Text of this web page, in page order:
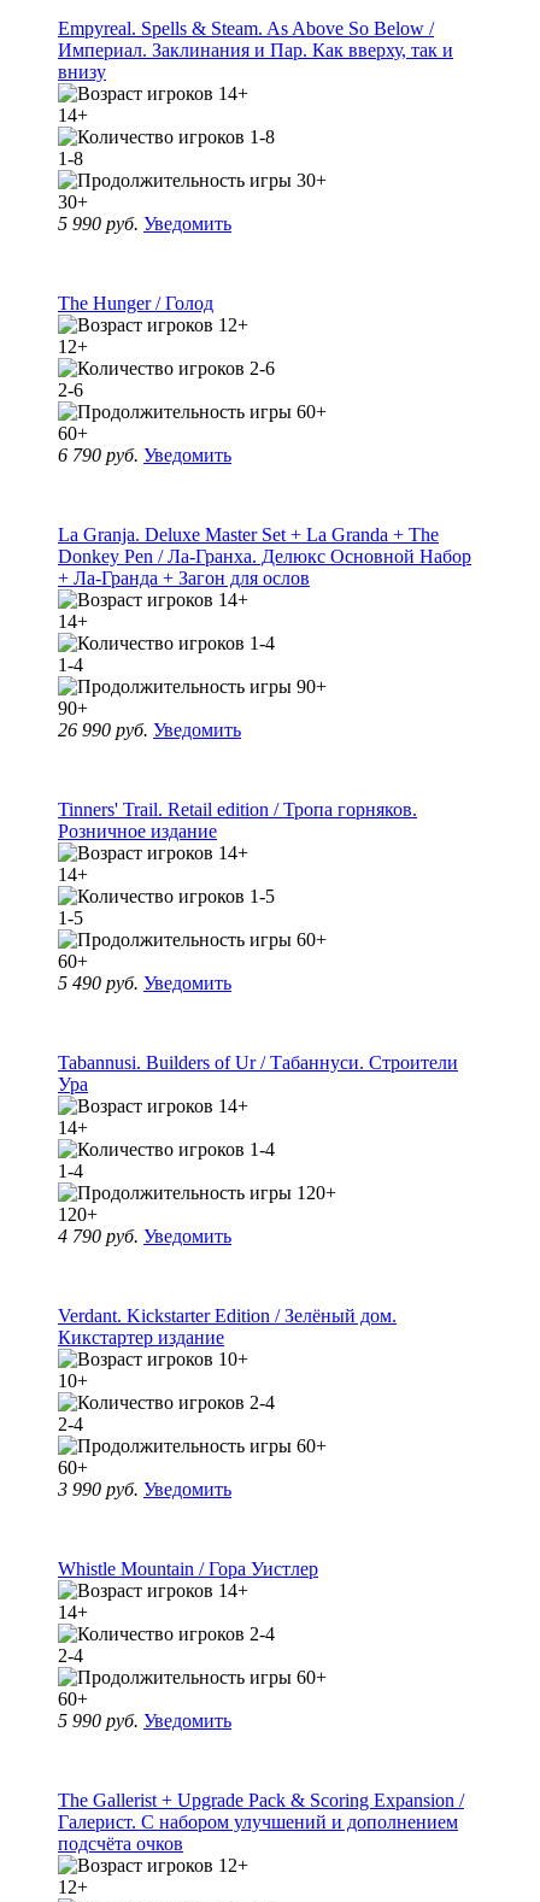
Empyreal. Spells & Steam. As Above So Below /
Империал. Заклинания и Пар. Как вверху, так и
внизу
14+
1-8
30+
5 990 руб. Уведомить
The Hunger / Голод
12+
2-6
60+
6 790 руб. Уведомить
La Granja. Deluxe Master Set + La Granda + The
Donkey Pen / Ла-Гранха. Делюкс Основной Набор
+ Ла-Гранда + Загон для ослов
14+
1-4
90+
26 990 руб. Уведомить
Tinners' Trail. Retail edition / Тропа горняков.
Розничное издание
14+
1-5
60+
5 490 руб. Уведомить
Tabannusi. Builders of Ur / Табаннуси. Строители
Ура
14+
1-4
120+
4 790 руб. Уведомить
Verdant. Kickstarter Edition / Зелёный дом.
Кикстартер издание
10+
2-4
60+
3 990 руб. Уведомить
Whistle Mountain / Гора Уистлер
14+
2-4
60+
5 990 руб. Уведомить
The Gallerist + Upgrade Pack & Scoring Expansion /
Галерист. С набором улучшений и дополнением
подсчёта очков
12+